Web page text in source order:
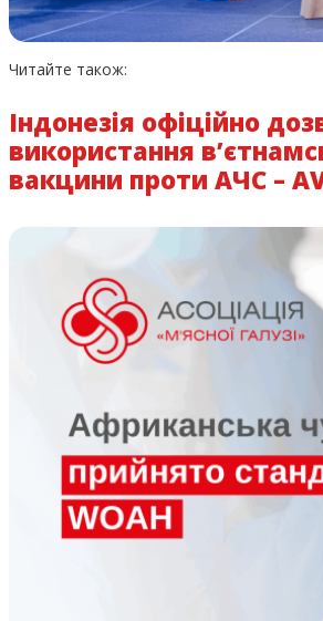
Читайте також:
Індонезія офіційно
використання
вакцини проти АЧС –